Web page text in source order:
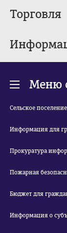
Торговля
Меню
Сельское поселение
Информация для
Прокуратура
Пожарная
Бюджет для
Информация о